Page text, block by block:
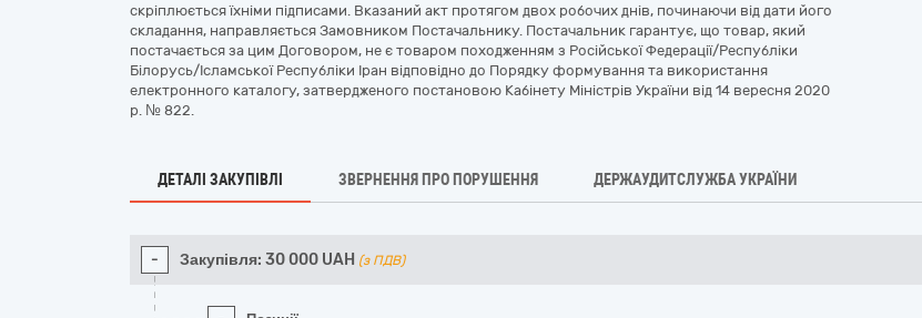
скріплюється їхніми підписами. Вказаний акт протягом двох робочих днів, починаючи від дати його
складання, направляється Замовником Постачальнику. Постачальник гарантує, що товар, який
постачається за цим Договором, не є товаром походженням з Російської Федерації/Республіки
Білорусь/Ісламської Республіки Іран відповідно до Порядку формування та використання
електронного каталогу, затвердженого постановою Кабінету Міністрів України від 14 вересня 2020
р. № 822.
ДЕТАЛІ ЗАКУПІВЛІ ЗВЕРНЕННЯ ПРО ПОРУШЕННЯ ДЕРЖАУДИТСЛУЖБА УКРАЇНИ
- Закупівля: 30 000 UAH (з ПДВ)